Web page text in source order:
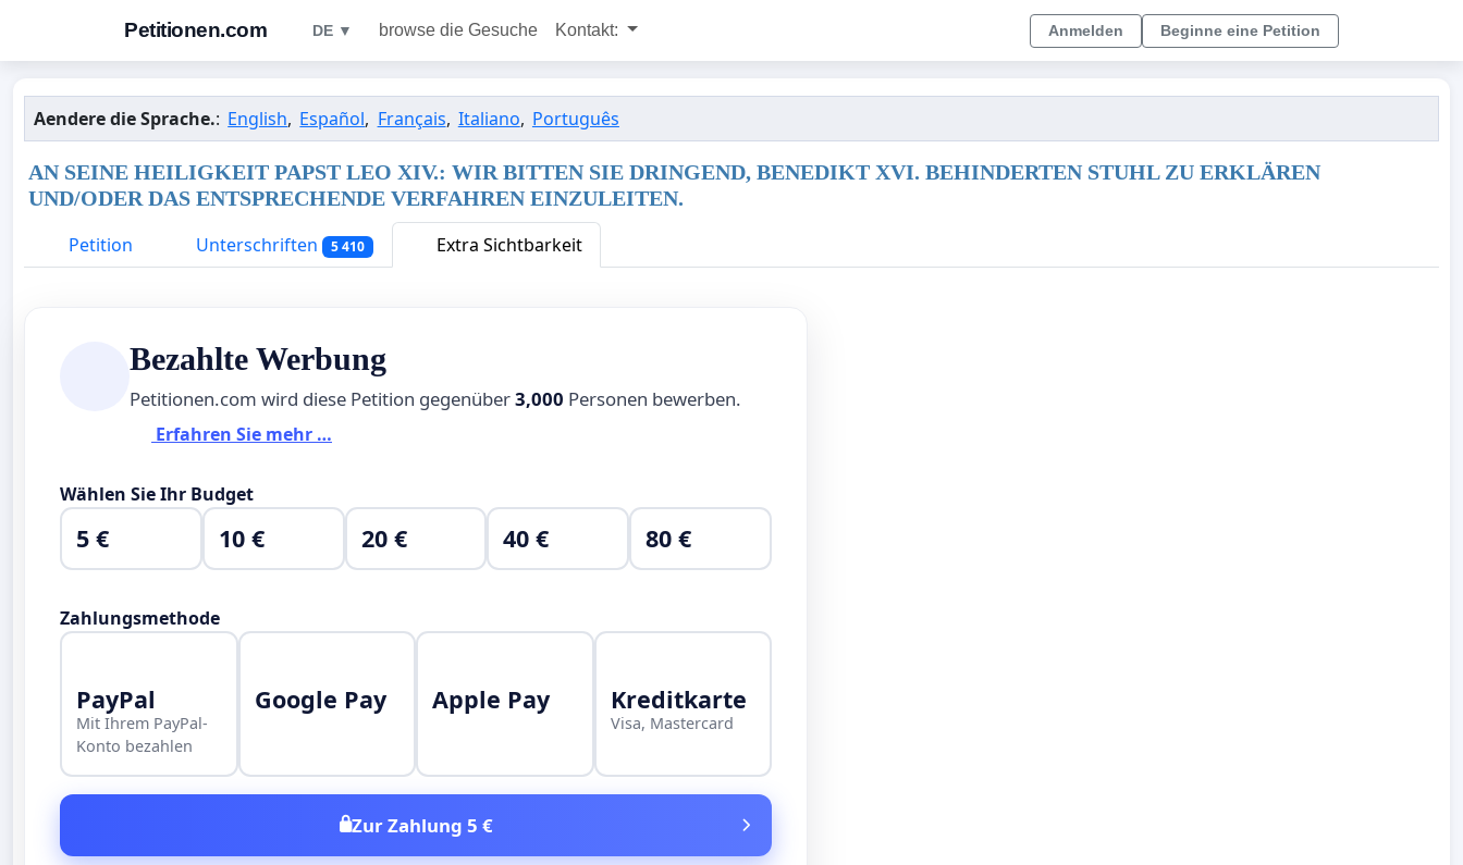
Petitionen.com DE ▼ browse die Gesuche Kontakt: Anmelden Beginne eine Petition
Aendere die Sprache.: English, Español, Français, Italiano, Português
AN SEINE HEILIGKEIT PAPST LEO XIV.: WIR BITTEN SIE DRINGEND, BENEDIKT XVI. BEHINDERTEN STUHL ZU ERKLÄREN
UND/ODER DAS ENTSPRECHENDE VERFAHREN EINZULEITEN.
Petition
Unterschriften 5 410 Extra Sichtbarkeit
Bezahlte Werbung
Petitionen.com wird diese Petition gegenüber3,000 Personen bewerben.
Erfahren Sie mehr …
Wählen Sie Ihr Budget
5 € 10 € 20 € 40 € 80 €
Zahlungsmethode
PayPal
Mit Ihrem PayPal-
Konto bezahlen
Google Pay Apple Pay Kreditkarte
Visa, Mastercard
Zur Zahlung 5 €